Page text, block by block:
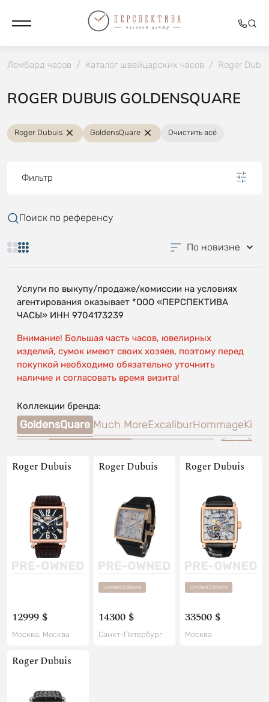
Ломбард часов / Каталог швейцарских часов / Roger
ROGER DUBUIS GOLDENSQUARE
Roger Dubuis GoldensQuare Очистить всё
Фильтр
Поиск по референсу
По новизне
Услуги по выкупу/продаже/комиссии на условиях
агентирования оказывает *ООО «ПЕРСПЕКТИВА
ЧАСЫ» ИНН 9704173239
Внимание! Большая часть часов, ювелирных
изделий, сумок имеют своих хозяев, поэтому перед
покупкой необходимо обязательно уточнить
наличие и согласовать время визита!
Коллекции бренда:
GoldensQuare Much MoreExcaliburHommage
Roger Dubuis
12999 $
Москва, Москва
Roger Dubuis
Limited Editions
14300 $
Санкт-Петербург
Roger Dubuis
Limited Editions
33500 $
Москва
Roger Dubuis